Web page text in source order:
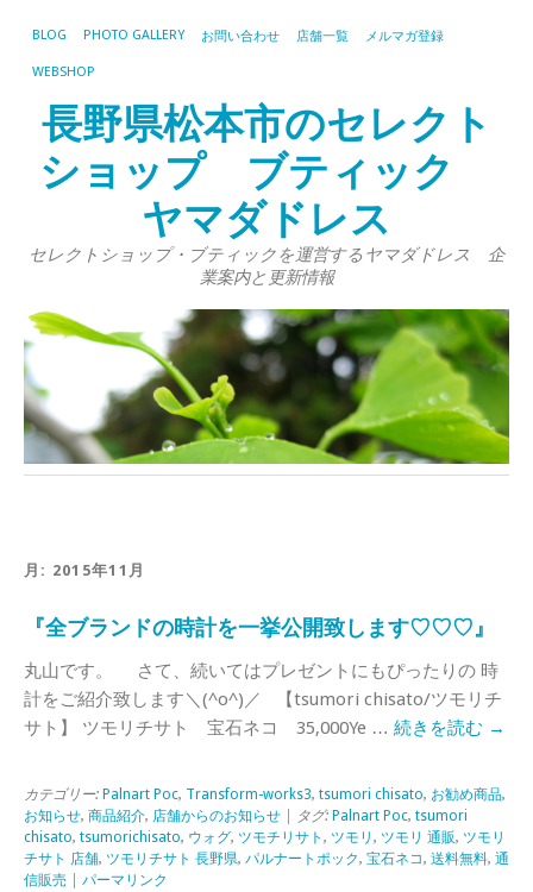
BLOG PHOTO GALLERY お問い合わせ 店舗一覧 メルマガ登録
WEBSHOP
長野県松本市のセレクト
ショップ ブティック
ヤマダドレス
セレクトショップ・ブティックを運営するヤマダドレス 企
業案内と更新情報
月: 2015年11月
『全ブランドの時計を一挙公開致します♡♡♡』
丸山です。 さて、続いてはプレゼントにもぴったりの 時
計をご紹介致します＼(^o^)／ 【tsumori chisato/ツモリチ
サト】 ツモリチサト 宝石ネコ 35,000Ye … 続きを読む →
カテゴリー: Palnart Poc, Transform-works3, tsumori chisato, お勧め商品,
お知らせ, 商品紹介, 店舗からのお知らせ | タグ: Palnart Poc, tsumori
chisato, tsumorichisato, ウォグ, ツモチリサト , ツモリ , ツモリ 通販, ツモリ
チサト 店舗, ツモリチサト 長野県, パルナートポック, 宝石ネコ, 送料無料, 通
信販売
パーマリンク